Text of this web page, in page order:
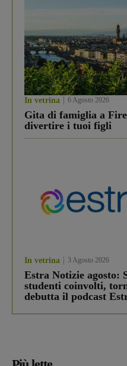
In vetrina 6 Agosto 2026
Gita di famiglia a
divertire i tuoi figli
In vetrina 3 Agosto 2026
Estra Notizie agosto:
studenti coinvolti,
debutta il podcast